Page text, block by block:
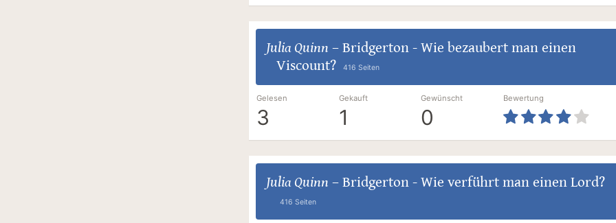
Julia Quinn – Bridgerton - Wie bezaubert man einen
Viscount?
416 Seiten
Gelesen
3
Gekauft
1
Gewünscht
0
Bewertung
Julia Quinn – Bridgerton - Wie verführt man einen Lord?
416 Seiten